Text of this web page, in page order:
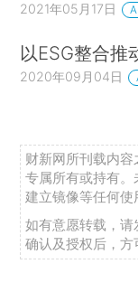
2021年05月17日
以ESG整合推
2020年09月04日
财新网所刊载内
专属所有或持有
建立镜像等任何使
如有意愿转载，请
确认及授权后，方